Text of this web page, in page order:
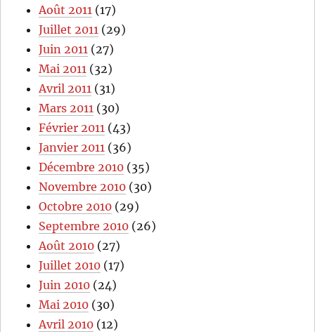
Août 2011 (17)
Juillet 2011 (29)
Juin 2011 (27)
Mai 2011 (32)
Avril 2011 (31)
Mars 2011 (30)
Février 2011 (43)
Janvier 2011 (36)
Décembre 2010 (35)
Novembre 2010 (30)
Octobre 2010 (29)
Septembre 2010 (26)
Août 2010 (27)
Juillet 2010 (17)
Juin 2010 (24)
Mai 2010 (30)
Avril 2010 (12)